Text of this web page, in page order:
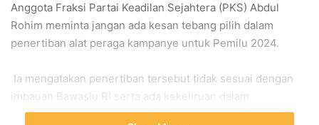
Anggota Fraksi Partai Keadilan Sejahtera (PKS) Abdul
Rohim meminta jangan ada kesan tebang pilih dalam
penertiban alat peraga kampanye untuk Pemilu 2024.
Ia mengatakan penertiban tersebut tidak sesuai dengan
imbauan Bawaslu RI serta ada kekeliruan dalam
mencermati aturan atau imbauan dari Bawaslu RI.